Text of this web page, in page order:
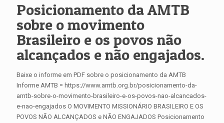
Posicionamento da AMTB
sobre o movimento
Brasileiro e os povos não
alcançados e não engajados.
Baixe o informe em PDF sobre o posicionamento da AMTB
Informe AMTB = https://www.amtb.org.br/posicionamento-da-
amtb-sobre-o-movimento-brasileiro-e-os-povos-nao-alcancados-
e-nao-engajados O MOVIMENTO MISSIONÁRIO BRASILEIRO E OS
POVOS NÃO ALCANÇADOS e NÃO ENGAJADOS Posicionamento